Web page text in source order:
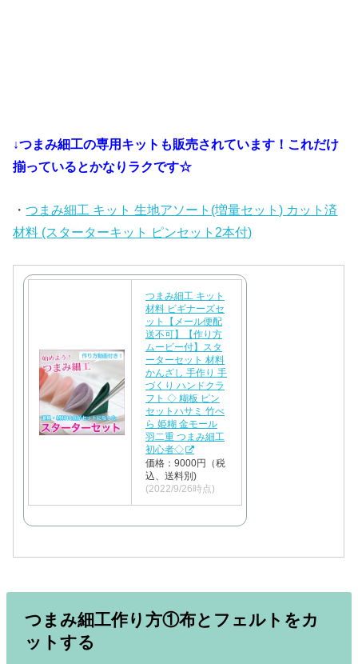
↓つまみ細工の専用キットも販売されています！これだけ
揃っているとかなりラクです☆
・つまみ細工 キット 生地アソート(増量セット) カット済
材料 (スターターキット ピンセット2本付)
つまみ細工 キット
材料 ビギナーズセ
ット【メール便配
送不可】【作り方
ムービー付】スタ
ーターセット 材料
かんざし 手作り 手
づくり ハンドクラ
フト ◇ 糊板 ピン
セットハサミ 竹べ
ら 姫糊 金モール
羽二重 つまみ細工
初心者◇
価格：9000円（税
込、送料別)
(2022/9/26時点)
つまみ細工作り方①布とフェルトをカ
ットする